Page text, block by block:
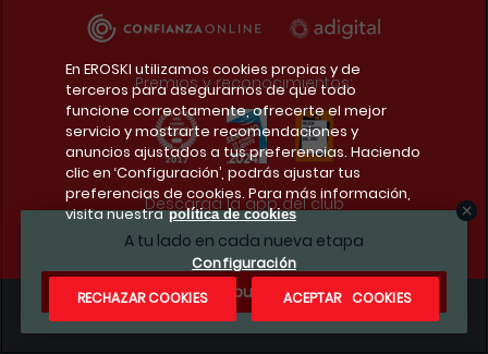
A tu lado en cada nueva etapa
¿Te apuntas?
Premios y reconocimientos:
Descarga la app del club
Condiciones legales
En EROSKI utilizamos cookies propias y de
terceros para asegurarnos de que todo
funcione correctamente, ofrecerte el mejor
servicio y mostrarte recomendaciones y
anuncios ajustados a tus preferencias. Haciendo
clic en ‘Configuración’, podrás ajustar tus
preferencias de cookies. Para más información,
visita nuestra política de cookies
Configuración
RECHAZAR COOKIES
ACEPTAR COOKIES